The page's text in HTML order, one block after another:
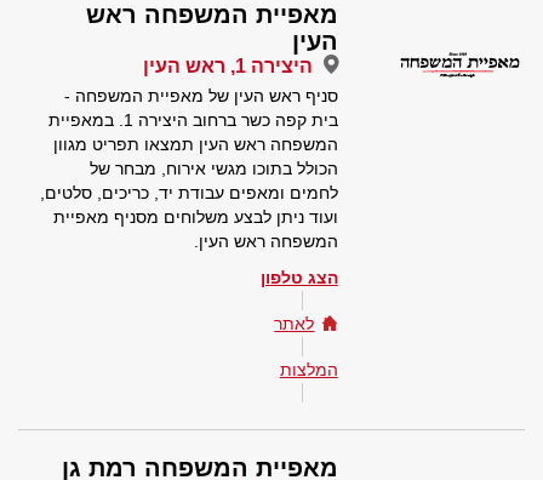
מאפיית המשפחה ראש
העין
היצירה 1, ראש העין
סניף ראש העין של מאפיית המשפחה -
בית קפה כשר ברחוב היצירה 1. במאפיית
המשפחה ראש העין תמצאו תפריט מגוון
הכולל בתוכו מגשי אירוח, מבחר של
לחמים ומאפים עבודת יד, כריכים, סלטים,
ועוד ניתן לבצע משלוחים מסניף מאפיית
המשפחה ראש העין.
הצג טלפון
לאתר
המלצות
מאפיית המשפחה רמת גן